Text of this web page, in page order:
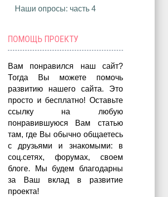
Наши опросы: часть 4
ПОМОЩЬ ПРОЕКТУ
Вам понравился наш сайт?
Тогда Вы можете помочь
развитию нашего сайта. Это
просто и бесплатно! Оставьте
ссылку на любую
понравившуюся Вам статью
там, где Вы обычно общаетесь
с друзьями и знакомыми: в
соц.сетях, форумах, своем
блоге. Мы будем благодарны
за Ваш вклад в развитие
проекта!